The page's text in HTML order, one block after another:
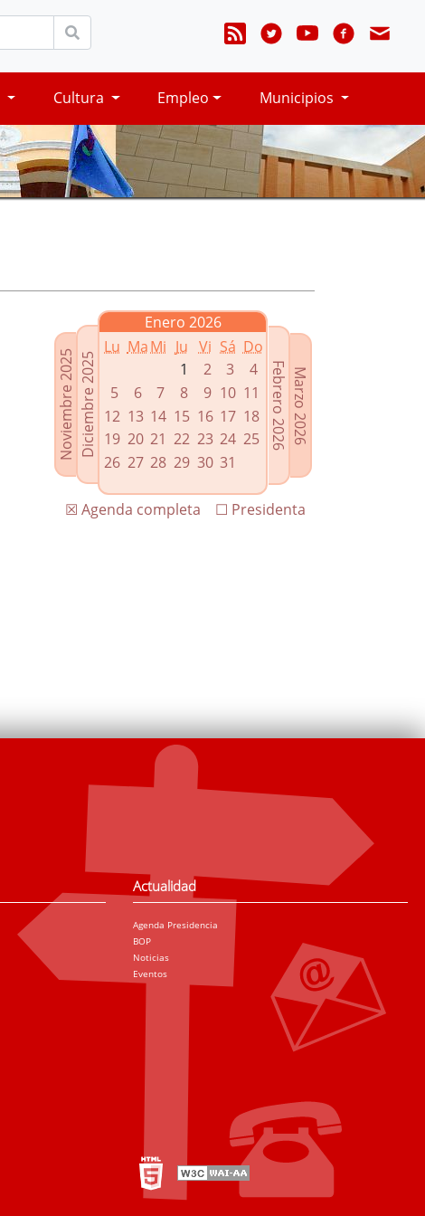
Cultura Empleo Municipios
Noviembre 2025Diciembre 2025
Enero 2026
Lu MaMi Ju Vi Sá Do
1
2 3
4
5
6 7 8 9 10 11
12 13 14 15 16 17 18
19 20 21 22 23 24 25
26 27 28 29 30 31
Marzo 2026
Febrero 2026
☐ Presidenta
☒ Agenda completa
Actualidad
Agenda Presidencia
BOP
Noticias
Eventos